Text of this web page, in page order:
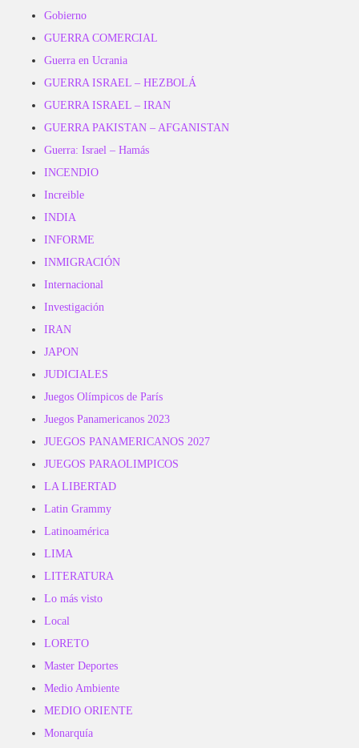
Gobierno
GUERRA COMERCIAL
Guerra en Ucrania
GUERRA ISRAEL – HEZBOLÁ
GUERRA ISRAEL – IRAN
GUERRA PAKISTAN – AFGANISTAN
Guerra: Israel – Hamás
INCENDIO
Increible
INDIA
INFORME
INMIGRACIÓN
Internacional
Investigación
IRAN
JAPON
JUDICIALES
Juegos Olímpicos de París
Juegos Panamericanos 2023
JUEGOS PANAMERICANOS 2027
JUEGOS PARAOLIMPICOS
LA LIBERTAD
Latin Grammy
Latinoamérica
LIMA
LITERATURA
Lo más visto
Local
LORETO
Master Deportes
Medio Ambiente
MEDIO ORIENTE
Monarquía